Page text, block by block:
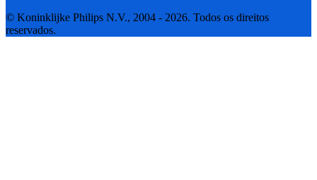
© Koninklijke Philips N.V., 2004 - 2026. Todos os direitos
reservados.